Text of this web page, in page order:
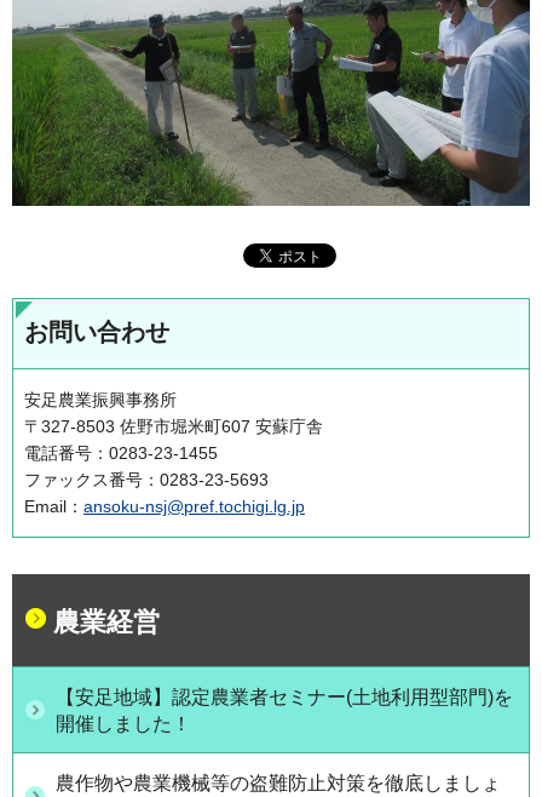
お問い合わせ
安足農業振興事務所
〒327-8503 佐野市堀米町607 安蘇庁舎
電話番号：0283-23-1455
ファックス番号：0283-23-5693
Email： ansoku-nsj@pref.tochigi.lg.jp
農業経営
【安足地域】認定農業者セミナー(土地利用型部門)を
開催しました！
農作物や農業機械等の盗難防止対策を徹底しましょ